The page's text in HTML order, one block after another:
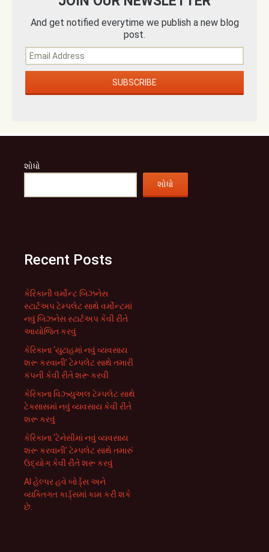
And get notified everytime we publish a new blog
post.
શોધો
શોધો
Recent Posts
કેરિકાની વર્મોન્ટ બિઝનેસ
સ્ટાર્ટઅપ ટેમ્પલેટ સાથે વર્મોન્ટમાં
નવું બિઝનેસ સ્ટાર્ટઅપ કેવી રીતે
આયોજિત કરવું
કેરિકાના ‘યુટાહમાં નવું વ્યવસાય
શરૂ કરવાની’ ટેમ્પલેટ સાથે તમારી
કંપની કેવી રીતે શરૂ કરવી
કેરિકાના વિઝ્યુઅલ ટેમ્પલેટ સાથે
ટેક્સાસમાં નવું વ્યવસાય કેવી રીતે
શરૂ કરવું
કેરિકાના ‘ટેનેસીમાં નવું વ્યવસાય
શરૂ કરવાની’ ટેમ્પલેટ સાથે તમારું
ઉદ્યોગ કેવી રીતે શરૂ કરવું
AI હેલ્પર હવે બોર્ડ્સ અને
વ્યક્તિગત કાર્ડ્સમાં કામ કરી શકે
છે.